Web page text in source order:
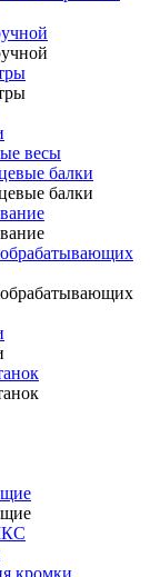
весы
балки
балки
кромки